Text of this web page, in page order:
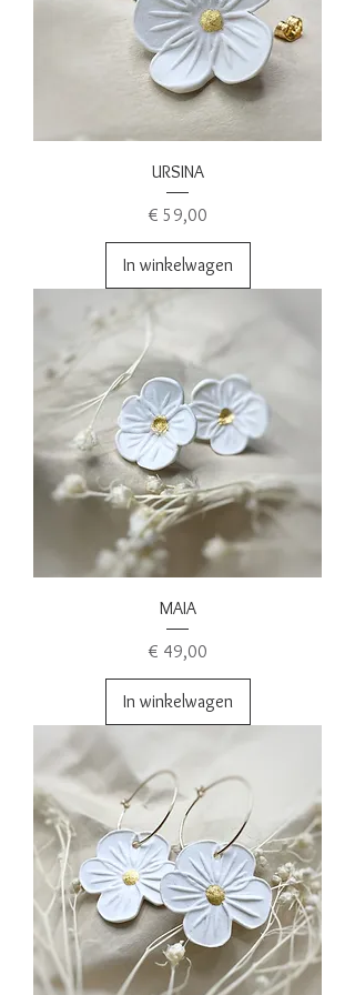
URSINA
Prijs
€ 59,00
In winkelwagen
MAIA
Prijs
€ 49,00
In winkelwagen